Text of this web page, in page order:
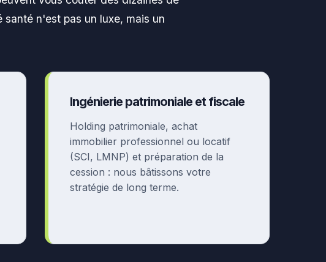
n'est pas un luxe, mais un
Ingénierie patrimoniale et fiscale
Holding patrimoniale, achat
immobilier professionnel ou locatif
(SCI, LMNP) et préparation de la
cession : nous bâtissons votre
stratégie de long terme.